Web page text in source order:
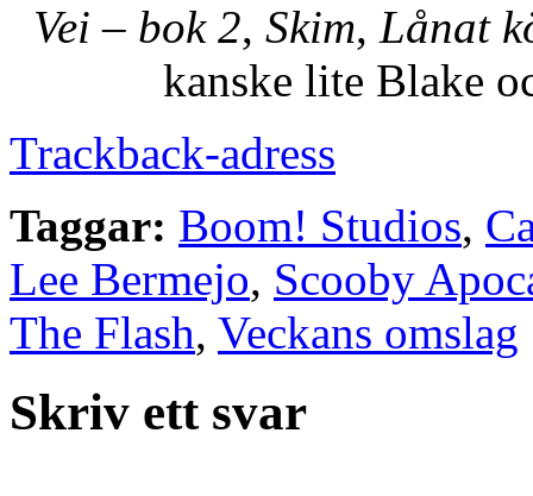
Vei – bok 2, Skim, Lånat
kanske lite Blake
Trackback-adress
Taggar: Boom! Studios,
Lee Bermejo, Scooby
The Flash, Veckans omslag
Skriv ett svar